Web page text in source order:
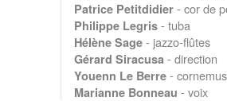
Patrice Petitdidier - cor de
Philippe Legris - tuba
Hélène Sage - jazzo-flûtes
Gérard Siracusa - direction
Youenn Le Berre -
Marianne Bonneau - voix